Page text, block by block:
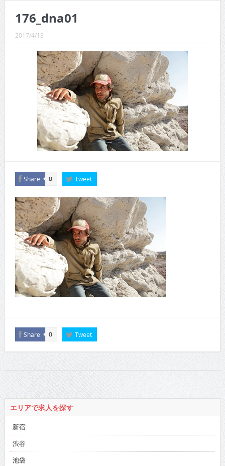
CINEMA×STYLE 289号
CINEMA×STYLE 287号
CINEMA×STYLE 286号
CINEMA×STYLE 285号
CINEMA×STYLE 294号
176_dna01
2017/4/13
Share 0 Tweet
Share 0 Tweet
エリアで求人を探す
新宿
渋谷
池袋